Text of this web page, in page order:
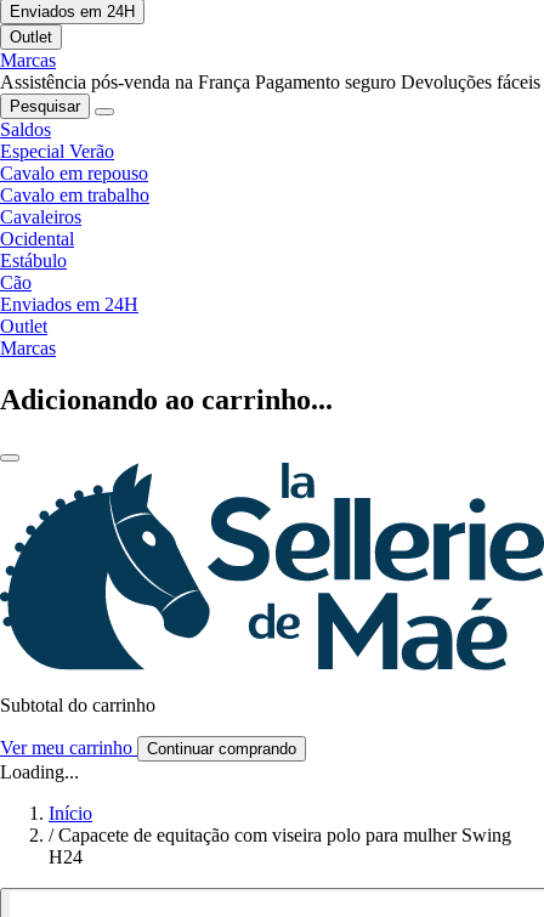
Enviados em 24H
Outlet
Marcas
Assistência pós-venda na França Pagamento seguro Devoluções fáceis
Pesquisar
Saldos
Especial Verão
Cavalo em repouso
Cavalo em trabalho
Cavaleiros
Ocidental
Estábulo
Cão
Enviados em 24H
Outlet
Marcas
Adicionando ao carrinho...
Subtotal do carrinho
Ver meu carrinho Continuar comprando
Loading...
Início
/ Capacete de equitação com viseira polo para mulher Swing
H24